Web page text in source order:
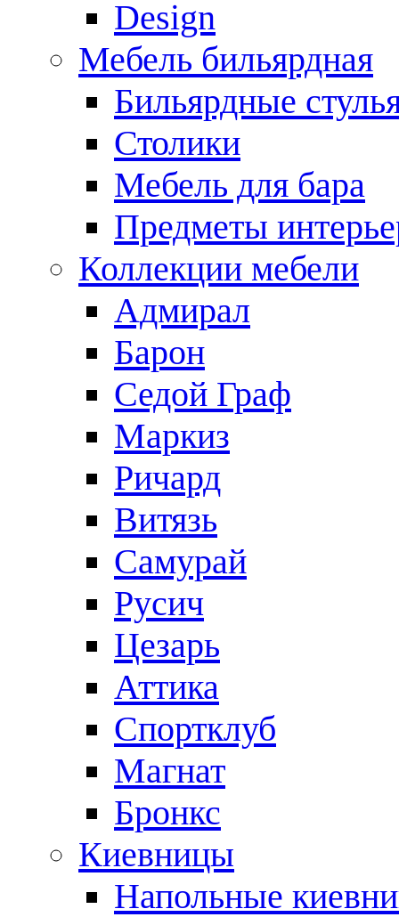
Design
Мебель бильярдная
Бильярдные
Столики
Мебель для бара
Предметы
Коллекции мебели
Адмирал
Барон
Седой Граф
Маркиз
Ричард
Витязь
Самурай
Русич
Цезарь
Аттика
Спортклуб
Магнат
Бронкс
Киевницы
Напольные